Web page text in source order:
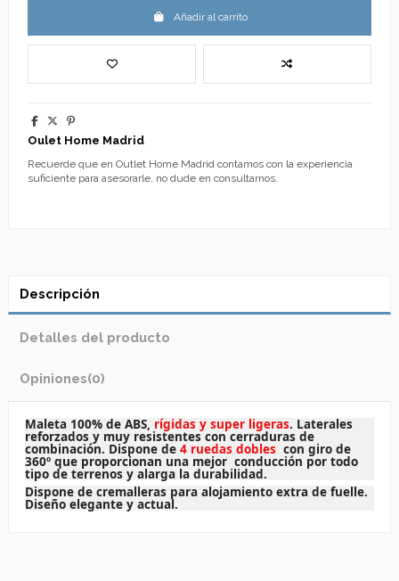
Añadir al carrito
Oulet Home Madrid
Recuerde que en Outlet Home Madrid contamos con la experiencia
suficiente para asesorarle, no dude en consultarnos.
Descripción
Detalles del producto
Opiniones(0)
Maleta 100% de ABS, rígidas y super ligeras. Laterales
reforzados y muy resistentes con cerraduras de
combinación. Dispone de 4 ruedas dobles con giro de
360º que proporcionan una mejor conducción por todo
tipo de terrenos y alarga la durabilidad.
Dispone de cremalleras para alojamiento extra de fuelle.
Diseño elegante y actual.